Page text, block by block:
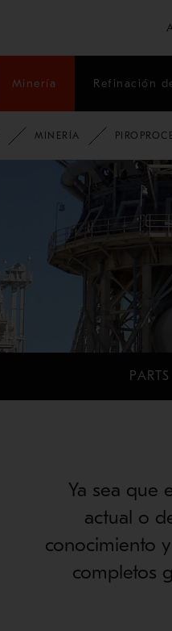
Minería Refinación
MINERÍA
Ya sea que
actual o
conocimiento
completos